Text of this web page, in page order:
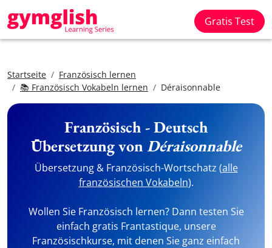
Gratis Test
Startseite
Französisch lernen
📚 Französisch Vokabeln lernen
Déraisonnable
Französisch - Deutsch
Übersetzung vonDéraisonnable
Übersetzung & Französisch-Wortschatz (alle
französischen Vokabeln).
Wollen Sie Französisch lernen? Dann testen Sie
einfach gratis Frantastique, unsere
Französischkurse, mit denen Sie ganz einfach